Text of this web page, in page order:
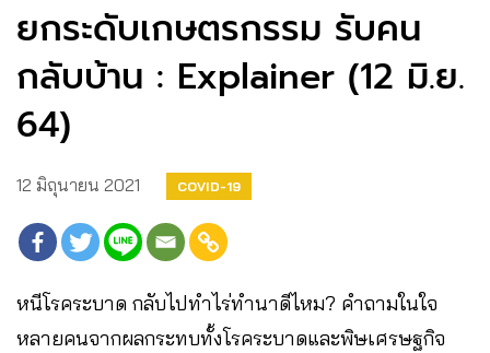
ยกระดับเกษตรกรรม รับคน
กลับบ้าน : Explainer (12 มิ.ย.
64)
12 มิถุนายน 2021 COVID-19
หนีโรคระบาด กลับไปทำไร่ทำนาดีไหม? คำถามในใจ
หลายคนจากผลกระทบทั้งโรคระบาดและพิษเศรษฐกิจ